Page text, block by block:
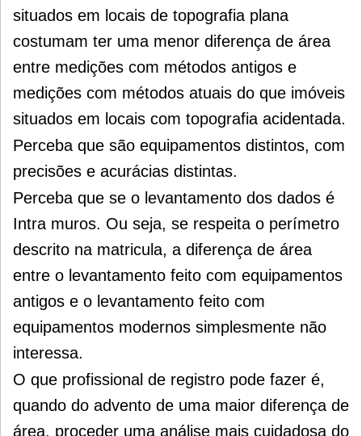
situados em locais de topografia plana
costumam ter uma menor diferença de área
entre medições com métodos antigos e
medições com métodos atuais do que imóveis
situados em locais com topografia acidentada.
Perceba que são equipamentos distintos, com
precisões e acurácias distintas.
Perceba que se o levantamento dos dados é
Intra muros. Ou seja, se respeita o perímetro
descrito na matricula, a diferença de área
entre o levantamento feito com equipamentos
antigos e o levantamento feito com
equipamentos modernos simplesmente não
interessa.
O que profissional de registro pode fazer é,
quando do advento de uma maior diferença de
área, proceder uma análise mais cuidadosa do